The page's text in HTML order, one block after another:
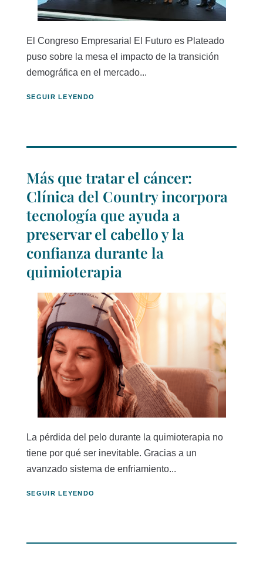
El Congreso Empresarial El Futuro es Plateado
puso sobre la mesa el impacto de la transición
demográfica en el mercado...
SEGUIR LEYENDO
Más que tratar el cáncer:
Clínica del Country incorpora
tecnología que ayuda a
preservar el cabello y la
confianza durante la
quimioterapia
La pérdida del pelo durante la quimioterapia no
tiene por qué ser inevitable. Gracias a un
avanzado sistema de enfriamiento...
SEGUIR LEYENDO